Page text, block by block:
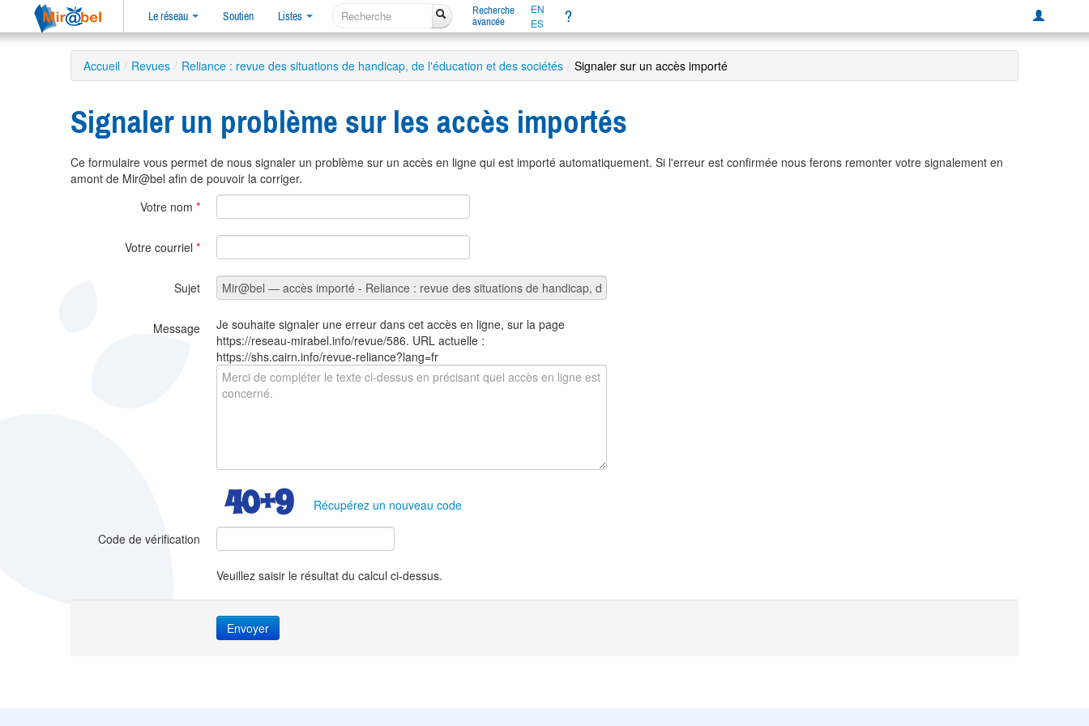
Le réseau Soutien Listes
Recherche
avancée
EN
ES
?
Accueil / Revues / Reliance : revue des situations de handicap, de l'éducation et des sociétés / Signaler sur un accès importé
Signaler un problème sur les accès importés
Ce formulaire vous permet de nous signaler un problème sur un accès en ligne qui est importé automatiquement. Si l'erreur est confirmée nous ferons remonter votre signalement en
amont de Mir@bel afin de pouvoir la corriger.
Votre nom *
Votre courriel *
Sujet
Message
Je souhaite signaler une erreur dans cet accès en ligne, sur la page
https://reseau-mirabel.info/revue/586. URL actuelle :
https://shs.cairn.info/revue-reliance?lang=fr
Récupérez un nouveau code
Code de vérification
Veuillez saisir le résultat du calcul ci-dessus.
Envoyer